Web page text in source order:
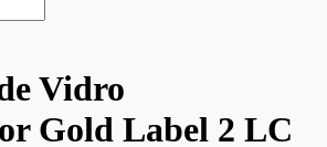
Vidro
Gold Label 2 LC